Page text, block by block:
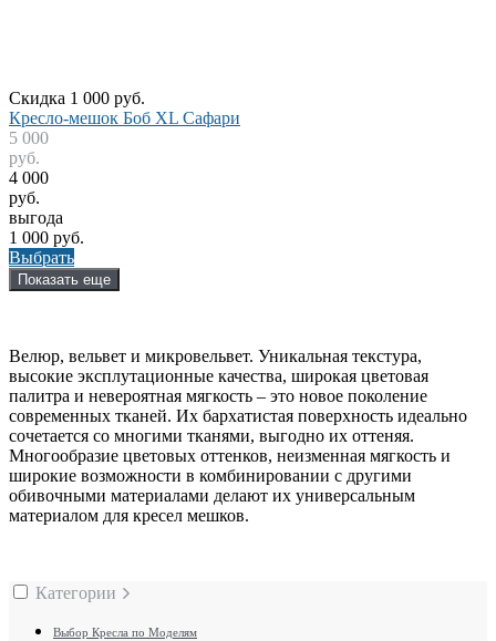
Скидка 1 000 руб.
Кресло-мешок Боб XL Сафари
5 000
руб.
4 000
руб.
выгода
1 000 руб.
Выбрать
Показать еще
Велюр, вельвет и микровельвет. Уникальная текстура,
высокие эксплутационные качества, широкая цветовая
палитра и невероятная мягкость – это новое поколение
современных тканей. Их бархатистая поверхность идеально
сочетается со многими тканями, выгодно их оттеняя.
Многообразие цветовых оттенков, неизменная мягкость и
широкие возможности в комбинировании с другими
обивочными материалами делают их универсальным
материалом для кресел мешков.
Категории
Выбор Кресла по Моделям